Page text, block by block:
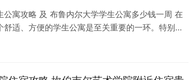
公寓攻略 及 布鲁内尔大学学生公寓多少钱一周 在
适、方便的学生公寓是至关重要的一环。特别是